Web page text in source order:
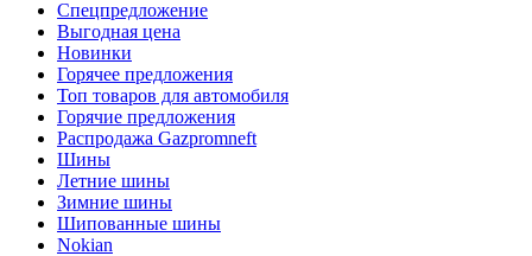
Спецпредложение
Выгодная цена
Новинки
Горячее предложения
Топ товаров для автомобиля
Горячие предложения
Распродажа Gazpromneft
Шины
Летние шины
Зимние шины
Шипованные шины
Nokian